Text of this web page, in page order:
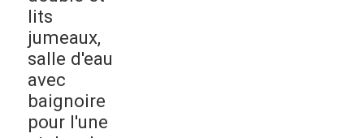
lits
jumeaux,
salle d'eau
avec
baignoire
pour l'une